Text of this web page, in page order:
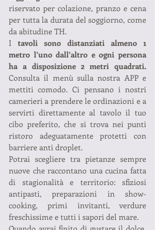
riservato per colazione, pranzo e cena
per tutta la durata del soggiorno, come
da abitudine TH.
I tavoli sono distanziati almeno 1
metro l’uno dall’altro e ogni persona
ha a disposizione 2 metri quadrati.
Consulta il menù sulla nostra APP e
mettiti comodo. Ci pensano i nostri
camerieri a prendere le ordinazioni e a
servirti direttamente al tavolo il tuo
cibo preferito, che si trova nei punti
ristoro adeguatamente protetti con
barriere anti droplet.
Potrai scegliere tra pietanze sempre
nuove che raccontano una cucina fatta
di stagionalità e territorio: sfiziosi
antipasti, preparazioni in show-
cooking, primi invitanti, verdure
freschissime e tutti i sapori del mare.